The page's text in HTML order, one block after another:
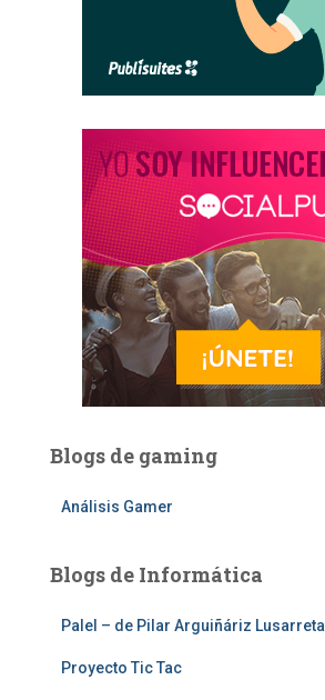
Blogs de gaming
Análisis Gamer
Blogs de Informática
Palel – de Pilar Arguiñáriz Lusarreta
Proyecto Tic Tac